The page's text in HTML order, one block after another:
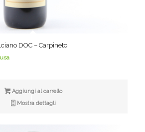
DOC – Carpineto
Aggiungi al carrello
Mostra dettagli